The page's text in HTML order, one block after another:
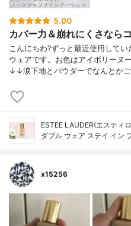
5.00
カバー力＆崩れにくさなら
こんにちわ?ずっと最近使用して
ウェアです。お色はアイボリーヌ
↓↓涙下地とパウダーでなんとか
ESTEE LAUDER(エスティ
ダブル ウェア ステイ イン
x15256